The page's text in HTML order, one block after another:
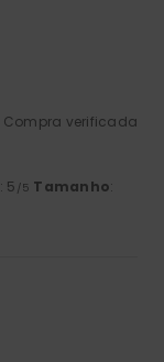
Compra verificada
: 5 /5 Tamanho: